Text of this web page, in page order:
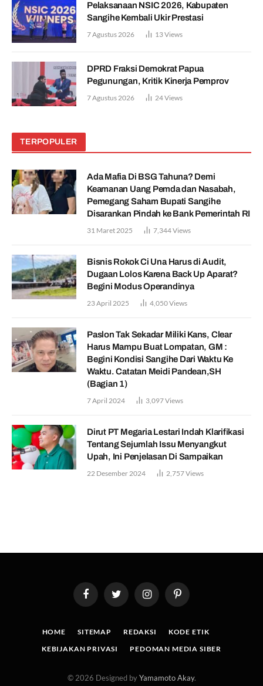
Pelaksanaan NSIC 2026, Kabupaten
Sangihe Kembali Ukir Prestasi
7 Agustus 2026 13Views
DPRD Fraksi Demokrat Papua
Pegunungan, Kritik Kinerja Pemprov
7 Agustus 2026 24Views
TERPOPULER
Ada Mafia Di BSG Tahuna? Demi
Keamanan Uang Pemda dan Nasabah,
Pemegang Saham Bupati Sangihe
Disarankan Pindah ke Bank Pemerintah RI
31 Maret 2025 7,344Views
Bisnis Rokok Ci Una Harus di Audit,
Dugaan Lolos Karena Back Up Aparat?
Begini Modus Operandinya
23 April 2025 4,050Views
Paslon Tak Sekadar Miliki Kans, Clear
Harus Mampu Buat Lompatan, GM :
Begini Kondisi Sangihe Dari Waktu Ke
Waktu. Catatan Meidi Pandean,SH
(Bagian 1)
7 April 2024 3,097Views
Dirut PT Megaria Lestari Indah Klarifikasi
Tentang Sejumlah Issu Menyangkut
Upah, Ini Penjelasan Di Sampaikan
22 Desember 2024 2,757Views
FacebookTwitter InstagramPinterest
HOME SITEMAP REDAKSI
KODE ETIK
KEBIJAKAN PRIVASI
PEDOMAN MEDIA SIBER
© 2026 Designed byYamamoto Akay.